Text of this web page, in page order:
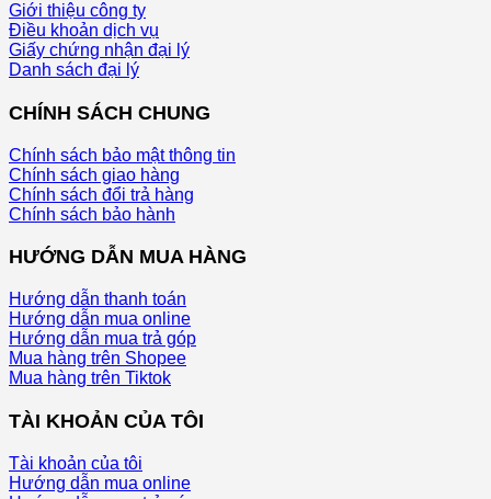
Giới thiệu công ty
Điều khoản dịch vụ
Giấy chứng nhận đại lý
Danh sách đại lý
CHÍNH SÁCH CHUNG
Chính sách bảo mật thông tin
Chính sách giao hàng
Chính sách đổi trả hàng
Chính sách bảo hành
HƯỚNG DẪN MUA HÀNG
Hướng dẫn thanh toán
Hướng dẫn mua online
Hướng dẫn mua trả góp
Mua hàng trên Shopee
Mua hàng trên Tiktok
TÀI KHOẢN CỦA TÔI
Tài khoản của tôi
Hướng dẫn mua online